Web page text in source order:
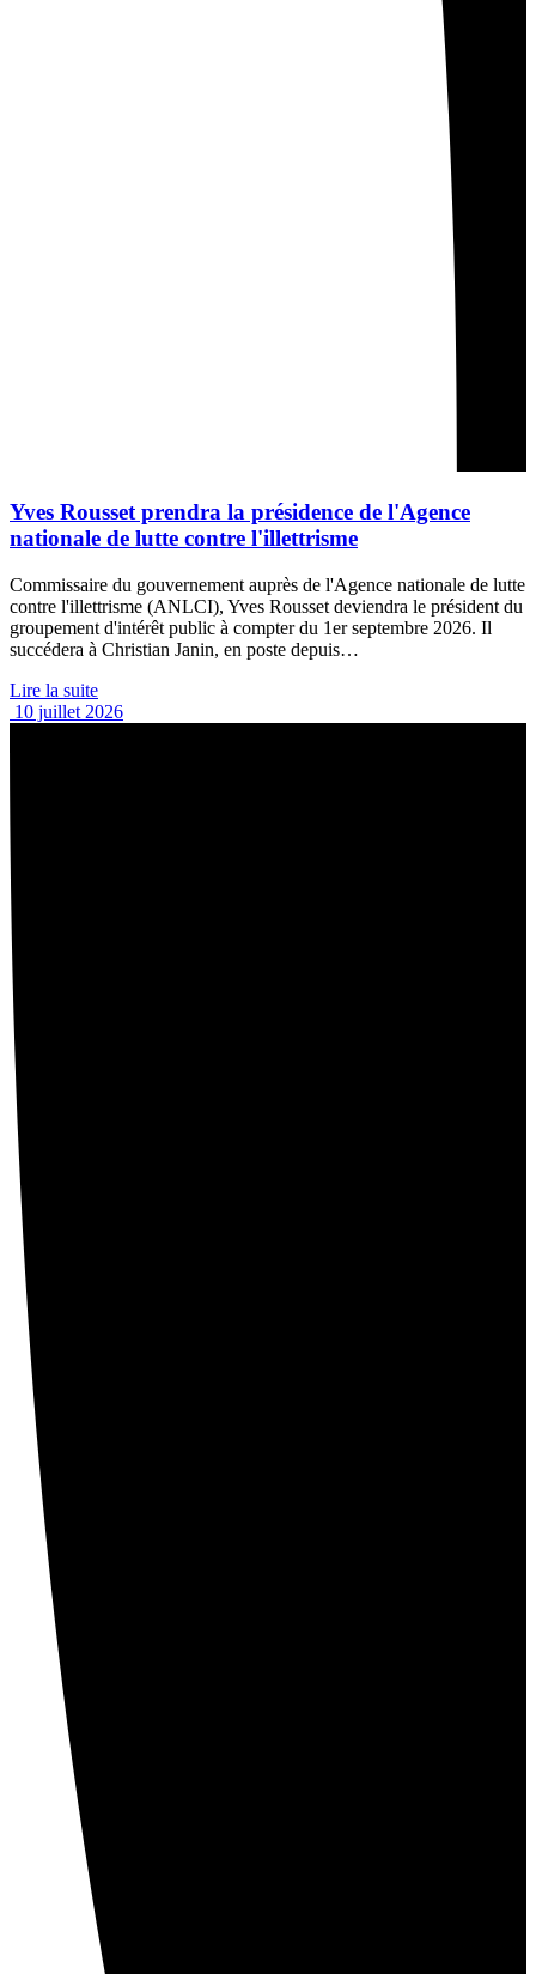
Yves Rousset prendra la présidence de l'Agence
nationale de lutte contre l'illettrisme
Commissaire du gouvernement auprès de l'Agence nationale de lutte
contre l'illettrisme (ANLCI), Yves Rousset deviendra le président du
groupement d'intérêt public à compter du 1er septembre 2026. Il
succédera à Christian Janin, en poste depuis…
Lire la suite
10 juillet 2026